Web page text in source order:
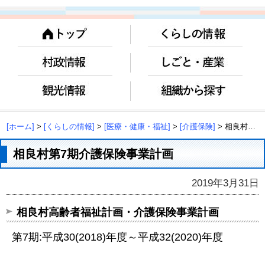
[ホーム] > [くらしの情報] > [医療・健康・福祉] > [介護保険] > 相良村第7期介護保険事業計画
相良村第7期介護保険事業計画
2019年3月31日
相良村高齢者福祉計画・介護保険事業計画
第7期:平成30(2018)年度～平成32(2020)年度